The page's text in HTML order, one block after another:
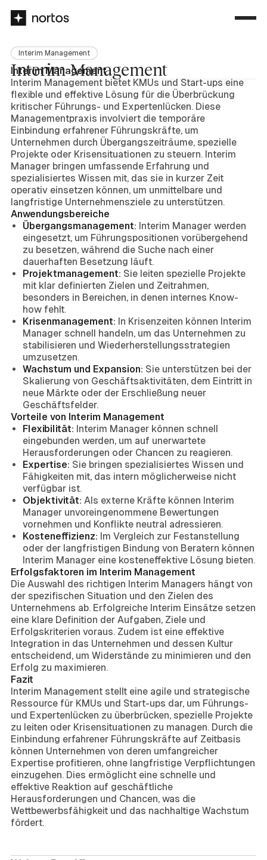
Interim Management
Interim Management
Interim Management
Interim Management bietet KMUs und Start-ups eine
flexible und effektive Lösung für die Überbrückung
kritischer Führungs- und Expertenlücken. Diese
Managementpraxis involviert die temporäre
Einbindung erfahrener Führungskräfte, um
Unternehmen durch Übergangszeiträume, spezielle
Projekte oder Krisensituationen zu steuern. Interim
Manager bringen umfassende Erfahrung und
spezialisiertes Wissen mit, das sie in kurzer Zeit
operativ einsetzen können, um unmittelbare und
langfristige Unternehmensziele zu unterstützen.
Anwendungsbereiche
Übergangsmanagement: Interim Manager werden
eingesetzt, um Führungspositionen vorübergehend
zu besetzen, während die Suche nach einer
dauerhaften Besetzung läuft.
Projektmanagement: Sie leiten spezielle Projekte
mit klar definierten Zielen und Zeitrahmen,
besonders in Bereichen, in denen internes Know-
how fehlt.
Krisenmanagement: In Krisenzeiten können Interim
Manager schnell handeln, um das Unternehmen zu
stabilisieren und Wiederherstellungsstrategien
umzusetzen.
Wachstum und Expansion: Sie unterstützen bei der
Skalierung von Geschäftsaktivitäten, dem Eintritt in
neue Märkte oder der Erschließung neuer
Geschäftsfelder.
Vorteile von Interim Management
Flexibilität: Interim Manager können schnell
eingebunden werden, um auf unerwartete
Herausforderungen oder Chancen zu reagieren.
Expertise: Sie bringen spezialisiertes Wissen und
Fähigkeiten mit, das intern möglicherweise nicht
verfügbar ist.
Objektivität: Als externe Kräfte können Interim
Manager unvoreingenommene Bewertungen
vornehmen und Konflikte neutral adressieren.
Kosteneffizienz: Im Vergleich zur Festanstellung
oder der langfristigen Bindung von Beratern können
Interim Manager eine kosteneffektive Lösung bieten.
Erfolgsfaktoren im Interim Management
Die Auswahl des richtigen Interim Managers hängt von
der spezifischen Situation und den Zielen des
Unternehmens ab. Erfolgreiche Interim Einsätze setzen
eine klare Definition der Aufgaben, Ziele und
Erfolgskriterien voraus. Zudem ist eine effektive
Integration in das Unternehmen und dessen Kultur
entscheidend, um Widerstände zu minimieren und den
Erfolg zu maximieren.
Fazit
Interim Management stellt eine agile und strategische
Ressource für KMUs und Start-ups dar, um Führungs-
und Expertenlücken zu überbrücken, spezielle Projekte
zu leiten oder Krisensituationen zu managen. Durch die
Einbindung erfahrener Führungskräfte auf Zeitbasis
können Unternehmen von deren umfangreicher
Expertise profitieren, ohne langfristige Verpflichtungen
einzugehen. Dies ermöglicht eine schnelle und
effektive Reaktion auf geschäftliche
Herausforderungen und Chancen, was die
Wettbewerbsfähigkeit und das nachhaltige Wachstum
fördert.